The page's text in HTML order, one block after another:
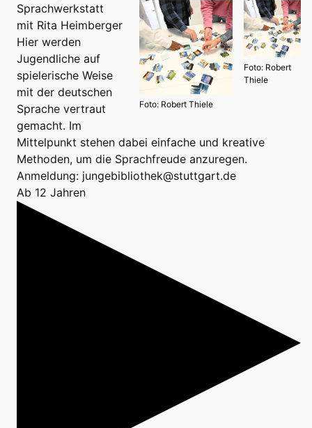
Foto: Robert
Thiele
Foto: Robert Thiele
Sprachwerkstatt
mit Rita Heimberger
Hier werden
Jugendliche auf
spielerische Weise
mit der deutschen
Sprache vertraut
gemacht. Im
Mittelpunkt stehen dabei einfache und kreative
Methoden, um die Sprachfreude anzuregen.
Anmeldung: jungebibliothek@stuttgart.de
Ab 12 Jahren